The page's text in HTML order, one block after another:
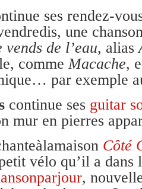
ses rendez-
une
vends de l’eau, alias
comme Macache,
par exemple
continue ses guitar
mur en pierres
Côté
vélo qu’il a dans
,